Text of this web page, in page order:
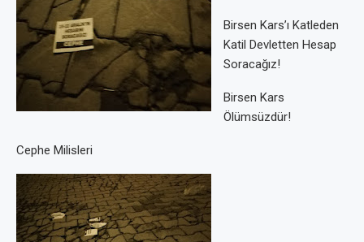
Birsen Kars’ı Katleden
Katil Devletten Hesap
Soracağız!
Birsen Kars
Ölümsüzdür!
Cephe Milisleri